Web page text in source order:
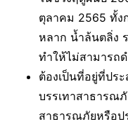
ตุลาคม 2565 ทั้
หลาก น้ำล้นตลิ่ง
ทำให้ไม่สามารถ
ต้องเป็นที่อยู่ที่ปร
บรรเทาสาธารณ
สาธารณภัยหรือป